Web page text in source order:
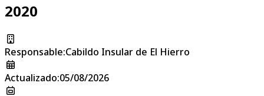
2020
Responsable:Cabildo Insular de El Hierro
Actualizado:05/08/2026